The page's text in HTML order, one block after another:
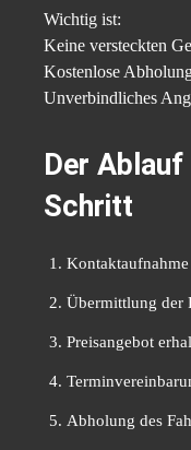
Wichtig ist:
Keine versteckten
Kostenlose
Unverbindliches
Der
Schritt
Übermittlung der
Preisangebot
Abholung des